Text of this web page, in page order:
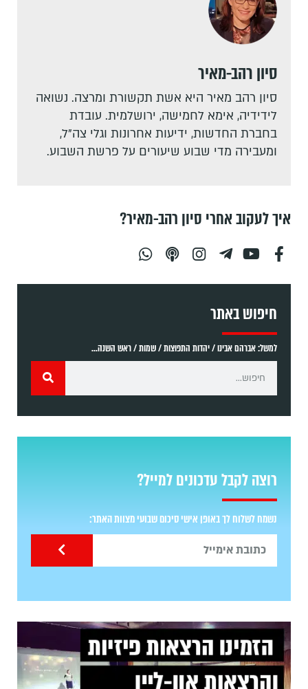
סיון רהב-מאיר
סיון רהב מאיר היא אשת תקשורת ומרצה. נשואה
לידידיה, אימא לחמישה, ירושלמית. עובדת
בחברת החדשות, ידיעות אחרונות וגלי צה"ל,
ומעבירה מדי שבוע שיעורים על פרשת השבוע.
איך לעקוב אחרי סיון רהב-מאיר?
חיפוש באתר
למשל: אברהם אבינו / יהדות התפוצות / שמות / ראש השנה...
רוצה לקבל עדכונים למייל?
נשמח לשלוח לך באופן אישי סיכום שבועי מצוות האתר: